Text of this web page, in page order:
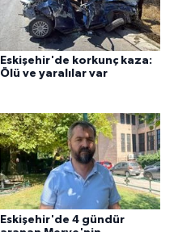
Eskişehir'de korkunç kaza:
Ölü ve yaralılar var
Eskişehir'de 4 gündür